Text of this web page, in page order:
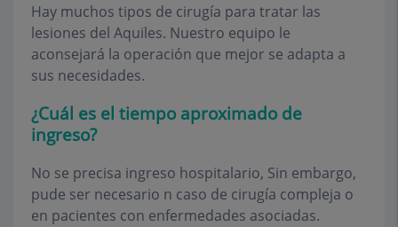
Hay muchos tipos de cirugía para tratar las
lesiones del Aquiles. Nuestro equipo le
aconsejará la operación que mejor se adapta a
sus necesidades.
¿Cuál es el tiempo aproximado de
ingreso?
No se precisa ingreso hospitalario, Sin embargo,
pude ser necesario n caso de cirugía compleja o
en pacientes con enfermedades asociadas.